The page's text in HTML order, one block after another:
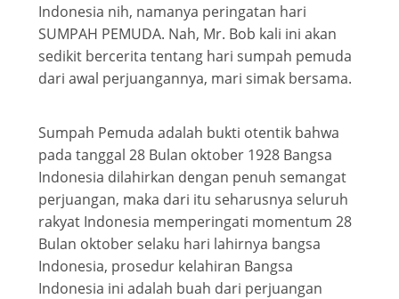
Indonesia nih, namanya peringatan hari
SUMPAH PEMUDA. Nah, Mr. Bob kali ini akan
sedikit bercerita tentang hari sumpah pemuda
dari awal perjuangannya, mari simak bersama.
Sumpah Pemuda adalah bukti otentik bahwa
pada tanggal 28 Bulan oktober 1928 Bangsa
Indonesia dilahirkan dengan penuh semangat
perjuangan, maka dari itu seharusnya seluruh
rakyat Indonesia memperingati momentum 28
Bulan oktober selaku hari lahirnya bangsa
Indonesia, prosedur kelahiran Bangsa
Indonesia ini adalah buah dari perjuangan